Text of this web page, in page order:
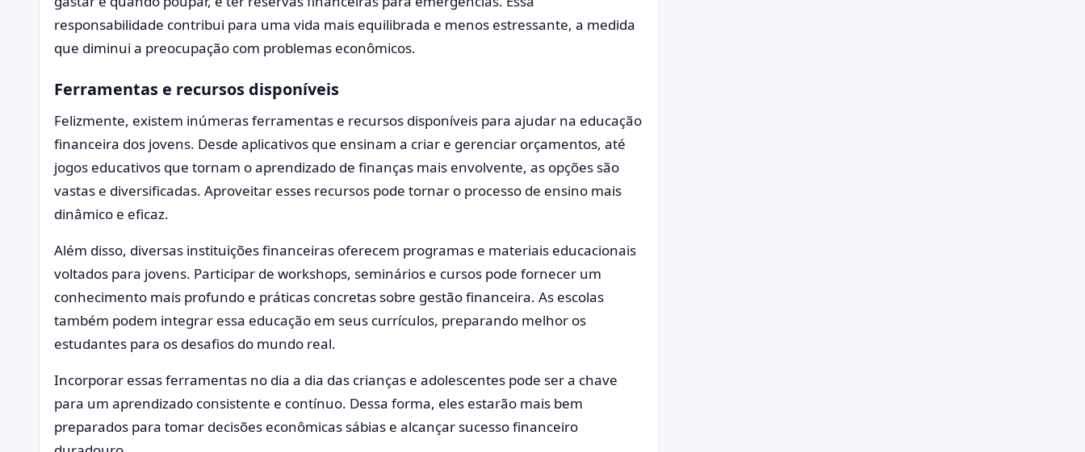
responsabilidade contribui para uma vida mais equilibrada e menos estressante, a medida
que diminui a preocupação com problemas econômicos.
Ferramentas e recursos disponíveis
Felizmente, existem inúmeras ferramentas e recursos disponíveis para ajudar na educação
financeira dos jovens. Desde aplicativos que ensinam a criar e gerenciar orçamentos, até
jogos educativos que tornam o aprendizado de finanças mais envolvente, as opções são
vastas e diversificadas. Aproveitar esses recursos pode tornar o processo de ensino mais
dinâmico e eficaz.
Além disso, diversas instituições financeiras oferecem programas e materiais educacionais
voltados para jovens. Participar de workshops, seminários e cursos pode fornecer um
conhecimento mais profundo e práticas concretas sobre gestão financeira. As escolas
também podem integrar essa educação em seus currículos, preparando melhor os
estudantes para os desafios do mundo real.
Incorporar essas ferramentas no dia a dia das crianças e adolescentes pode ser a chave
para um aprendizado consistente e contínuo. Dessa forma, eles estarão mais bem
preparados para tomar decisões econômicas sábias e alcançar sucesso financeiro